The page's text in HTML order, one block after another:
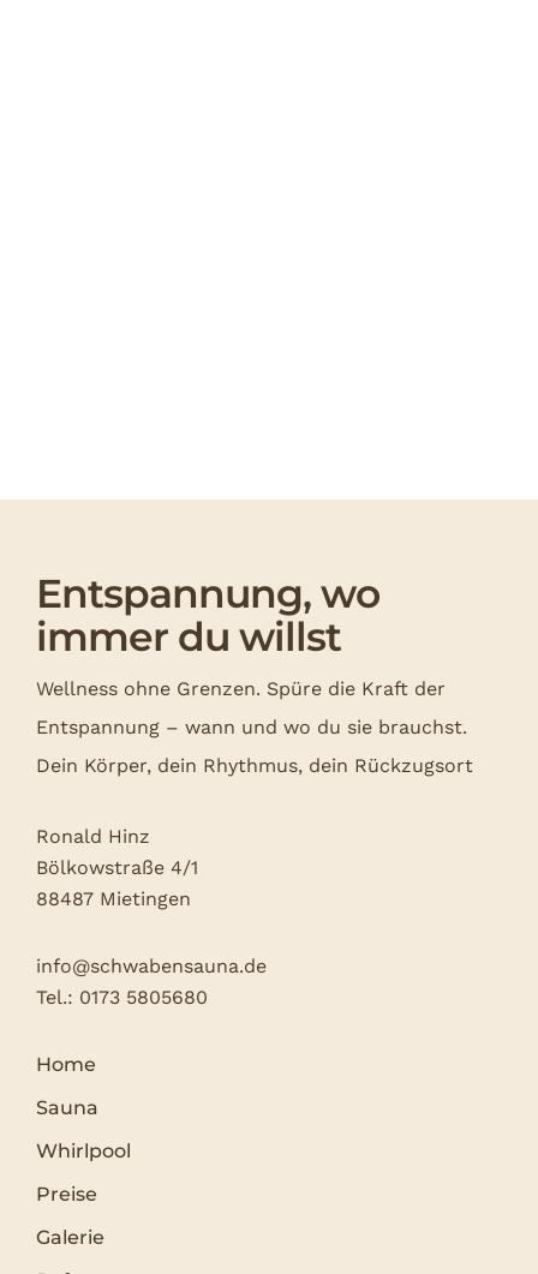
Ronald Hinz
Bölkowstraße 4/1
88487 Mietingen
info@schwabensauna.de
Tel.: 0173 5805680
Home
Sauna
Whirlpool
Preise
Galerie
Entspannung, wo
immer du willst
Wellness ohne Grenzen. Spüre die Kraft der
Entspannung – wann und wo du sie brauchst.
Dein Körper, dein Rhythmus, dein Rückzugsort